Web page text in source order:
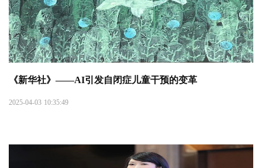
《新华社》——AI引发自闭症儿童干预的变革
2025-04-03 10:35:49